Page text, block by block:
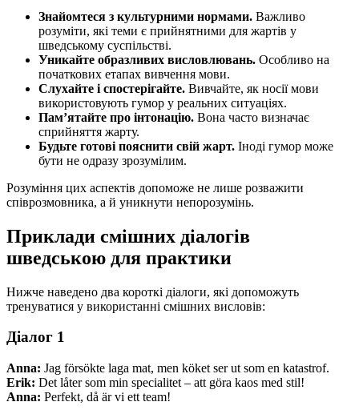
Знайомтеся з культурними нормами. Важливо
розуміти, які теми є прийнятними для жартів у
шведському суспільстві.
Уникайте образливих висловлювань. Особливо на
початкових етапах вивчення мови.
Слухайте і спостерігайте. Вивчайте, як носії мови
використовують гумор у реальних ситуаціях.
Пам’ятайте про інтонацію. Вона часто визначає
сприйняття жарту.
Будьте готові пояснити свій жарт. Іноді гумор може
бути не одразу зрозумілим.
Розуміння цих аспектів допоможе не лише розважити
співрозмовника, а й уникнути непорозумінь.
Приклади смішних діалогів
шведською для практики
Нижче наведено два короткі діалоги, які допоможуть
тренуватися у використанні смішних висловів:
Діалог 1
Anna: Jag försökte laga mat, men köket ser ut som en katastrof.
Erik: Det låter som min specialitet – att göra kaos med stil!
Anna: Perfekt, då är vi ett team!